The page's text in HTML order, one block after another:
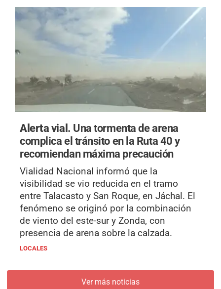
Alerta vial. Una tormenta de arena
complica el tránsito en la Ruta 40 y
recomiendan máxima precaución
Vialidad Nacional informó que la
visibilidad se vio reducida en el tramo
entre Talacasto y San Roque, en Jáchal. El
fenómeno se originó por la combinación
de viento del este-sur y Zonda, con
presencia de arena sobre la calzada.
LOCALES
Ver más noticias